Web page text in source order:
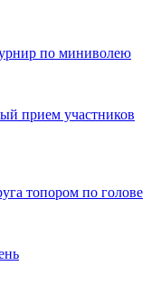
по миниволею
прием участников
топором по голове